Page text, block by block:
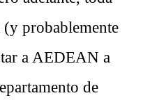
probablemente
a AEDEAN a
de